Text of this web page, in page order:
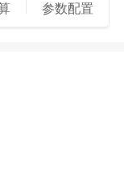
参数配置